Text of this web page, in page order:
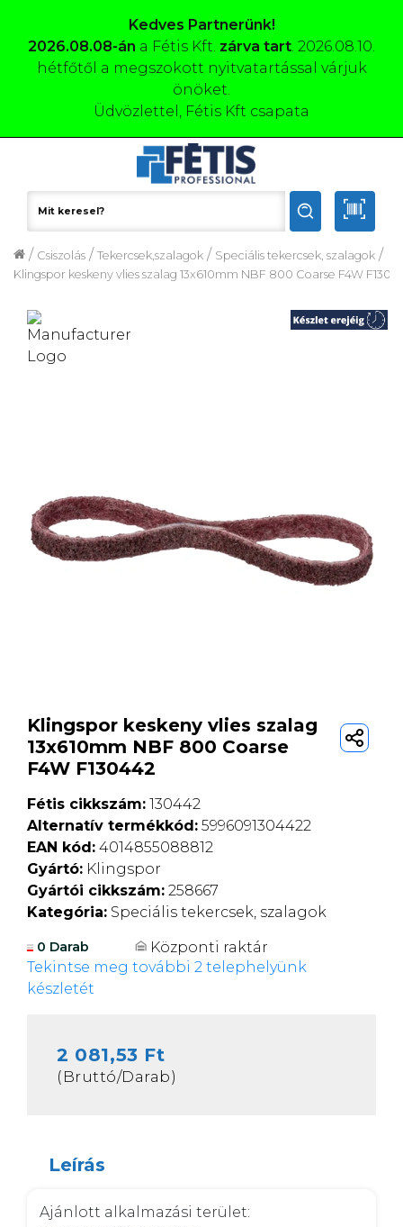
Kedves Partnerünk!
2026.08.08-án a Fétis Kft. zárva tart. 2026.08.10.
hétfőtől a megszokott nyitvatartással várjuk
önöket.
Üdvözlettel, Fétis Kft csapata
Klingspor keskeny vlies szalag 13x610mm NBF 800 Coarse F4W
/
Speciális tekercsek, szalagok
/
Tekercsek,szalagok
/
Csiszolás
/
Klingspor keskeny vlies szalag
13x610mm NBF 800 Coarse
F4W F130442
Fétis cikkszám: 130442
Alternatív termékkód: 5996091304422
EAN kód: 4014855088812
Gyártó: Klingspor
Gyártói cikkszám: 258667
Kategória: Speciális tekercsek, szalagok
0 Darab
Központi raktár
Tekintse meg további 2 telephelyünk
készletét
2 081,53 Ft
(Bruttó/Darab)
Leírás
Ajánlott alkalmazási terület: